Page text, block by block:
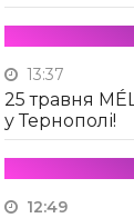
13:37
25 травня
у Тернополі!
12:49